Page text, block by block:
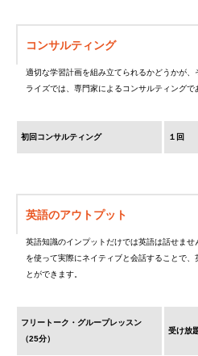
コンサルティング
適切な学習計画を組み立てられるかどうかが
ライズでは、専門家によるコンサルティングで
初回コンサルティング １回
英語のアウトプット
英語知識のインプットだけでは英語は話せま
を使って実際にネイティブと会話することで
とができます。
フリートーク・グループレッスン
（25分）
受け放